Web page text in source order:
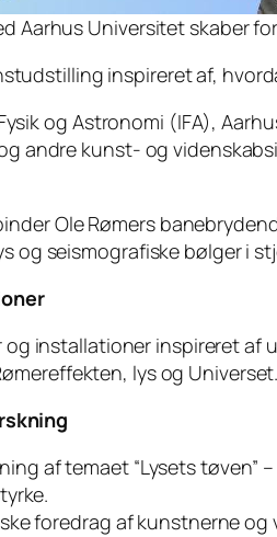
Aarhus Universitet skaber
inspireret af,
og Astronomi (IFA),
andre kunst- og
Ole Rømers
seismografiske bølger i
installationer inspireret
lys og Universet.
af temaet “Lysets tøven”
foredrag af kunstnerne og